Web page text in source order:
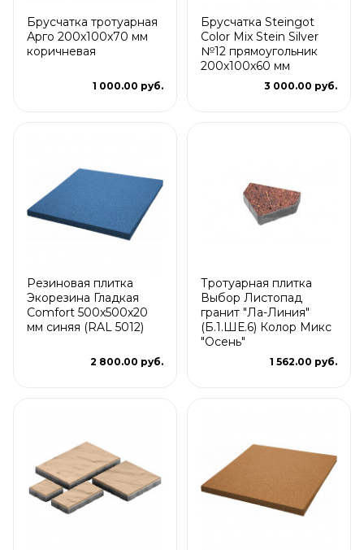
Брусчатка тротуарная
Арго 200x100x70 мм
коричневая
1 000.00 руб.
Брусчатка Steingot
Color Mix Stein Silver
№12 прямоугольник
200х100х60 мм
3 000.00 руб.
Резиновая плитка
Экорезина Гладкая
Comfort 500x500x20
мм синяя (RAL 5012)
2 800.00 руб.
Тротуарная плитка
Выбор Листопад
гранит "Ла-Линия"
(Б.1.ШЕ.6) Колор Микс
"Осень"
1 562.00 руб.